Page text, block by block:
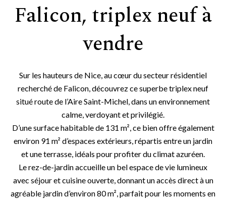
Falicon, triplex neuf à
vendre
Sur les hauteurs de Nice, au cœur du secteur résidentiel
recherché de Falicon, découvrez ce superbe triplex neuf
situé route de l’Aire Saint-Michel, dans un environnement
calme, verdoyant et privilégié.
D’une surface habitable de 131 m², ce bien offre également
environ 91 m² d’espaces extérieurs, répartis entre un jardin
et une terrasse, idéals pour profiter du climat azuréen.
Le rez-de-jardin accueille un bel espace de vie lumineux
avec séjour et cuisine ouverte, donnant un accès direct à un
agréable jardin d’environ 80 m², parfait pour les moments en